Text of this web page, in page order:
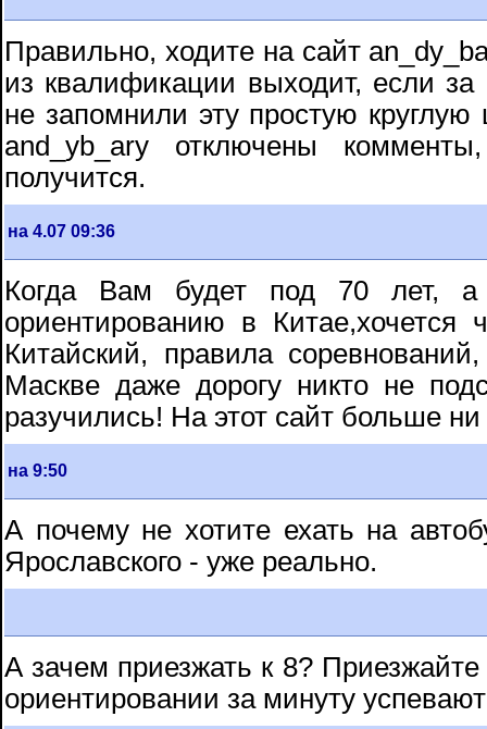
Правильно, ходите на сайт
из квалификации выходит, если
не запомнили эту простую
and_yb_ary отключены
получится.
на 4.07 09:36
Когда Вам будет под 70 лет,
ориентированию в Китае,хочется
Китайский, правила
Маскве даже дорогу никто не
разучились! На этот сайт больше ни
на 9:50
А почему не хотите ехать на
Ярославского - уже реально.
А зачем приезжать к 8?
ориентировании за минуту